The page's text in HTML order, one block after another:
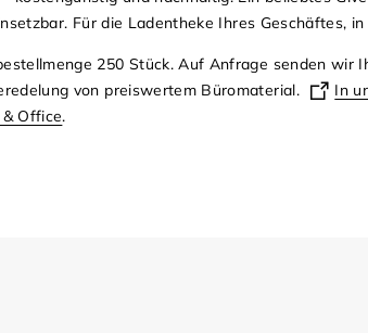
Für die Ladentheke Ihres Geschäftes,
250 Stück. Auf Anfrage senden wir
von preiswertem Büromaterial.
In
Office.